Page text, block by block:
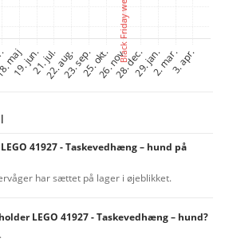
41927 - Taskevedhæng – hund på
har sættet på lager i øjeblikket.
LEGO 41927 - Taskevedhæng – hund?